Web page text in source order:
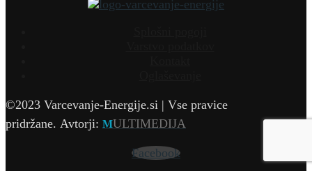
©2023 Varcevanje-Energije.si | Vse pravice
pridržane. Avtorji: MULTIMEDIJA
Facebook